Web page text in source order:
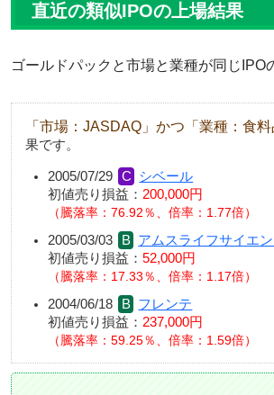
直近の類似IPOの上場結果
ゴールドパックと市場と業種が同じIPO
「市場：JASDAQ」かつ「業種：食料
果です。
2005/07/29
シベール
初値売り損益： 200,000円
騰落率：76.92％、倍率：1.77倍
2005/03/03
アムスライフサイエン
初値売り損益： 52,000円
騰落率：17.33％、倍率：1.17倍
2004/06/18
フレンテ
初値売り損益： 237,000円
騰落率：59.25％、倍率：1.59倍